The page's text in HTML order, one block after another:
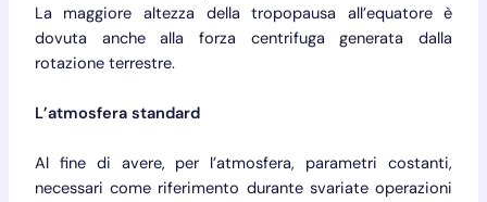
La maggiore altezza della tropopausa all’equatore è
dovuta anche alla forza centrifuga generata dalla
rotazione terrestre.
L’atmosfera standard
Al fine di avere, per l’atmosfera, parametri costanti,
necessari come riferimento durante svariate operazioni